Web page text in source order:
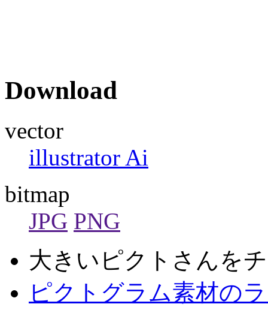
Download
vector
illustrator Ai
bitmap
JPG PNG
大きいピクトさんを
ピクトグラム素材の